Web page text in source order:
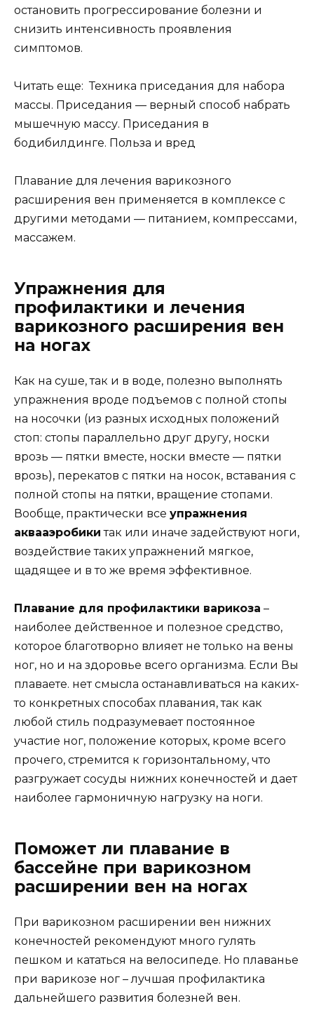
остановить прогрессирование болезни и
снизить интенсивность проявления
симптомов.
Читать еще: Техника приседания для набора
массы. Приседания — верный способ набрать
мышечную массу. Приседания в
бодибилдинге. Польза и вред
Плавание для лечения варикозного
расширения вен применяется в комплексе с
другими методами — питанием, компрессами,
массажем.
Упражнения для
профилактики и лечения
варикозного расширения вен
на ногах
Как на суше, так и в воде, полезно выполнять
упражнения вроде подъемов с полной стопы
на носочки (из разных исходных положений
стоп: стопы параллельно друг другу, носки
врозь — пятки вместе, носки вместе — пятки
врозь), перекатов с пятки на носок, вставания с
полной стопы на пятки, вращение стопами.
Вообще, практически все упражнения
аквааэробики так или иначе задействуют ноги,
воздействие таких упражнений мягкое,
щадящее и в то же время эффективное.
Плавание для профилактики варикоза –
наиболее действенное и полезное средство,
которое благотворно влияет не только на вены
ног, но и на здоровье всего организма. Если Вы
плаваете. нет смысла останавливаться на каких-
то конкретных способах плавания, так как
любой стиль подразумевает постоянное
участие ног, положение которых, кроме всего
прочего, стремится к горизонтальному, что
разгружает сосуды нижних конечностей и дает
наиболее гармоничную нагрузку на ноги.
Поможет ли плавание в
бассейне при варикозном
расширении вен на ногах
При варикозном расширении вен нижних
конечностей рекомендуют много гулять
пешком и кататься на велосипеде. Но плаванье
при варикозе ног – лучшая профилактика
дальнейшего развития болезней вен.